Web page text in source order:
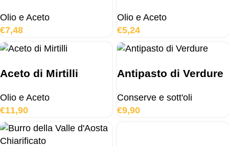
Olio e Aceto
€7,48
Olio e Aceto
€5,24
Aceto di Mirtilli
Olio e Aceto
€11,90
Antipasto di Verdure
Conserve e sott'oli
€9,90